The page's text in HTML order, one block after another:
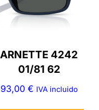
ARNETTE 4242
01/81 62
93,00 € IVA incluido